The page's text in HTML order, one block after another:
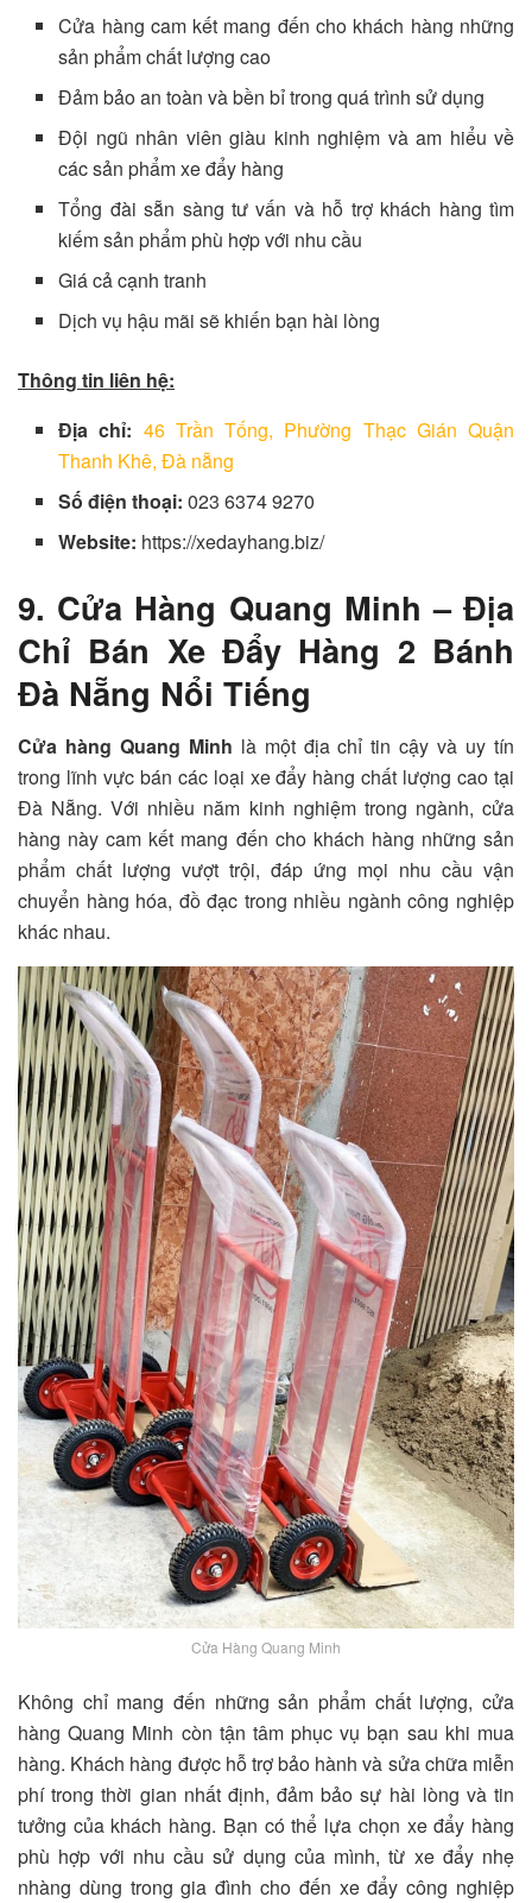
Cửa hàng cam kết mang đến cho khách hàng những
sản phẩm chất lượng cao
Đảm bảo an toàn và bền bỉ trong quá trình sử dụng
Đội ngũ nhân viên giàu kinh nghiệm và am hiểu về
các sản phẩm xe đẩy hàng
Tổng đài sẵn sàng tư vấn và hỗ trợ khách hàng tìm
kiếm sản phẩm phù hợp với nhu cầu
Giá cả cạnh tranh
Dịch vụ hậu mãi sẽ khiến bạn hài lòng
Thông tin liên hệ:
Địa chỉ: 46 Trần Tống, Phường Thạc Gián Quận
Thanh Khê, Đà nẵng
Số điện thoại: 023 6374 9270
Website: https://xedayhang.biz/
9. Cửa Hàng Quang Minh – Địa
Chỉ Bán Xe Đẩy Hàng 2 Bánh
Đà Nẵng Nổi Tiếng
Cửa hàng Quang Minh là một địa chỉ tin cậy và uy tín
trong lĩnh vực bán các loại xe đẩy hàng chất lượng cao tại
Đà Nẵng. Với nhiều năm kinh nghiệm trong ngành, cửa
hàng này cam kết mang đến cho khách hàng những sản
phẩm chất lượng vượt trội, đáp ứng mọi nhu cầu vận
chuyển hàng hóa, đồ đạc trong nhiều ngành công nghiệp
khác nhau.
Cửa Hàng Quang Minh
Không chỉ mang đến những sản phẩm chất lượng, cửa
hàng Quang Minh còn tận tâm phục vụ bạn sau khi mua
hàng. Khách hàng được hỗ trợ bảo hành và sửa chữa miễn
phí trong thời gian nhất định, đảm bảo sự hài lòng và tin
tưởng của khách hàng. Bạn có thể lựa chọn xe đẩy hàng
phù hợp với nhu cầu sử dụng của mình, từ xe đẩy nhẹ
nhàng dùng trong gia đình cho đến xe đẩy công nghiệp